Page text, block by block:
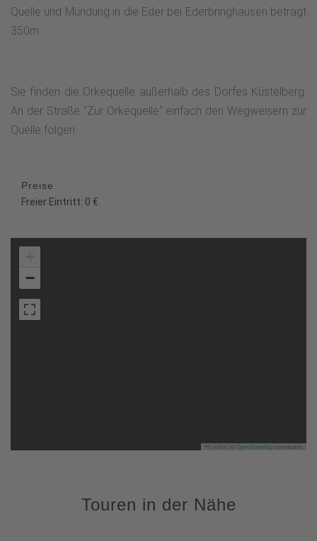
Quelle und Mündung in die Eder bei Ederbringhausen beträgt
350m.
Sie finden die Orkequelle außerhalb des Dorfes Küstelberg.
An der Straße "Zur Orkequelle" einfach den Wegweisern zur
Quelle folgen.
Preise
Freier Eintritt: 0 €
−
Leaflet OpenStreetMapcontributors
Touren in der Nähe